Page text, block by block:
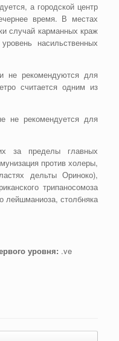
а городской центр
время. В местах
случай карманных краж
насильственных
не рекомендуются для
считается одним из
не рекомендуется для
за пределы главных
против холеры,
дельты Ориноко),
трипаносомоза
лейшманиоза, столбняка
уровня: .ve